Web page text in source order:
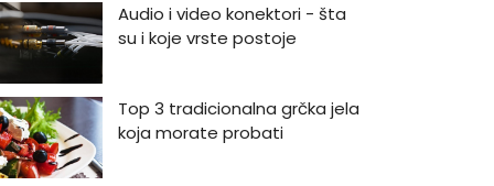
Audio i video konektori - šta
su i koje vrste postoje
Top 3 tradicionalna grčka jela
koja morate probati